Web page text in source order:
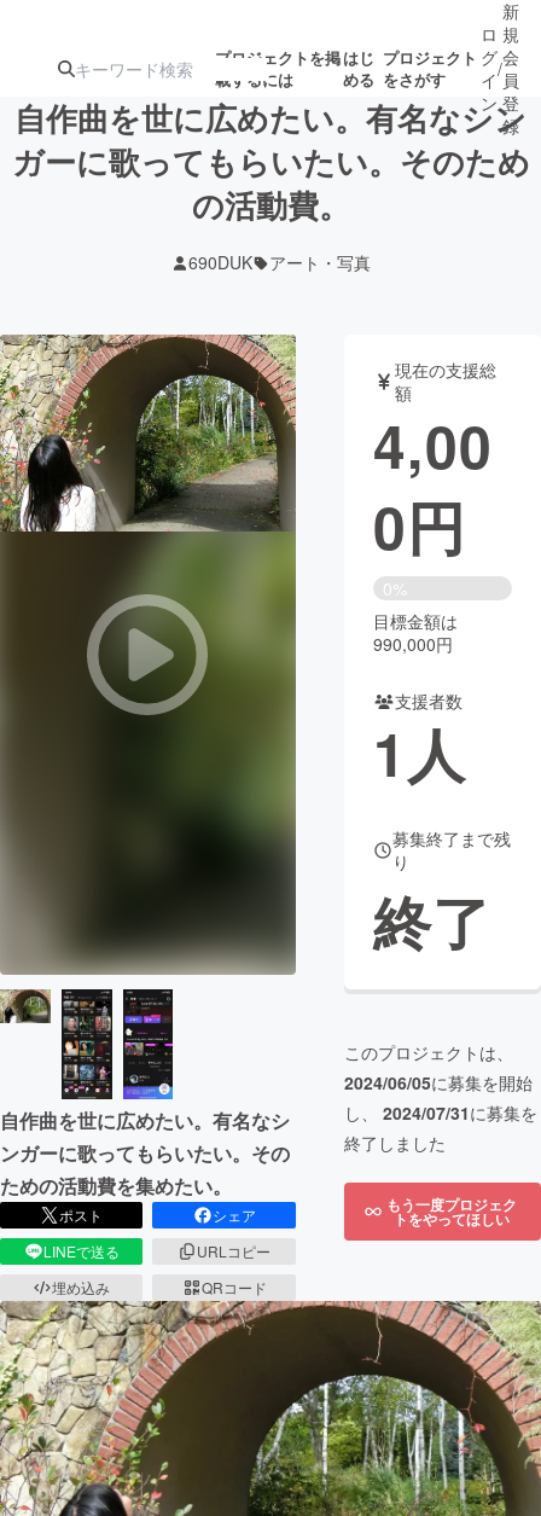
プロジェクトを掲
載するには
はじ
める
プロジェクト
をさがす
注目の新着プロ募集終了が近いプ
テクノロジー・ガジェット
映像・映画 書籍・雑誌
ビジネス・起業 チャレンジ
CAMPFIRE for Social Good
CAMPFIRE Creation
CAMPFIREふるさと納税
コミュニティ
ロ
グ
イ
ン
/
新
規
会
員
登
録
自作曲を世に広めたい。有名なシン
ガーに歌ってもらいたい。そのため
の活動費。
690DUK アート・写真
自作曲を世に広めたい。有名なシ
ンガーに歌ってもらいたい。その
ための活動費を集めたい。
ポスト
シェア
LINEで送る
URLコピー
埋め込み
QRコード
現在の支援総
額
4,00
0円
0%
目標金額は
990,000円
支援者数
1人
募集終了まで残
り
終了
このプロジェクトは、
2024/06/05に募集を開始
し、 2024/07/31に募集を
終了しました
もう一度プロジェク
トをやってほしい